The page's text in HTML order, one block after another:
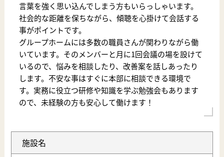
言葉を強く思い込んでしまう方もいらっしゃいます。
社会的な距離を保ちながら、傾聴を心掛けて会話する
事がポイントです。
グループホームには多数の職員さんが関わりながら働
いています。そのメンバーと月に1回会議の場を設けて
いるので、悩みを相談したり、改善案を話しあったり
します。不安な事はすぐに本部に相談できる環境で
す。実務に役立つ研修や知識を学ぶ勉強会もあります
ので、未経験の方も安心して働けます！
施設名